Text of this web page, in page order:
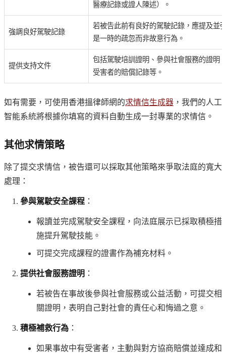
醫療記錄或證人陳述）。
強調良好駕駛記錄
若被告此前有良好的駕駛記錄，應提及並
是一時的疏忽而非故意行為。
提供支持文件
包括駕駛培訓證明、參與社會服務的證明
受害者的賠償記錄等。
如有需要，可使用香港搵律師網的求情信生成器 ，我們的人工
智能系統將根據你填寫的資料自動生成一封專業的求情信。
其他求情策略
除了提交求情信，被告還可以採取其他策略來爭取法庭的寬大
處理：
參與駕駛安全課程 ：
報讀並完成駕駛安全課程，向法庭展示已採取積極措
施提升駕駛技能。
可提交完成課程的證書作為補充材料。
提供社會服務證明 ：
若被告在事故後參與社會服務或公益活動，可提交相
關證明，表明自己對社會的責任心和悔過之意。
積極補救行為 ：
如果事故中有受害者，主動與對方協商賠償並達成和